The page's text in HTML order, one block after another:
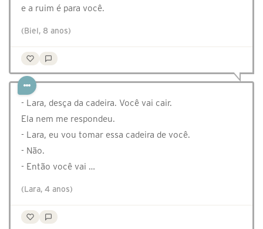
e a ruim é para você.
(Biel, 8 anos)
- Lara, desça da cadeira. Você vai cair.
Ela nem me respondeu.
- Lara, eu vou tomar essa cadeira de você.
- Não.
- Então você vai …
(Lara, 4 anos)